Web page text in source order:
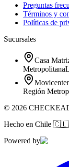
Preguntas
Términos y
Políticas de
Sucursales
Casa
Metropolitana
Movicenter
Región
© 2026
Hecho en Chile 🇨🇱
Powered by